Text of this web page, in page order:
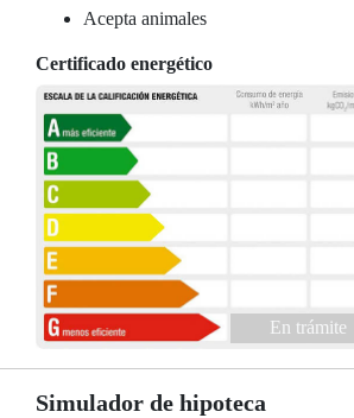
Acepta animales
Certificado energético
En trámite
Simulador de hipoteca